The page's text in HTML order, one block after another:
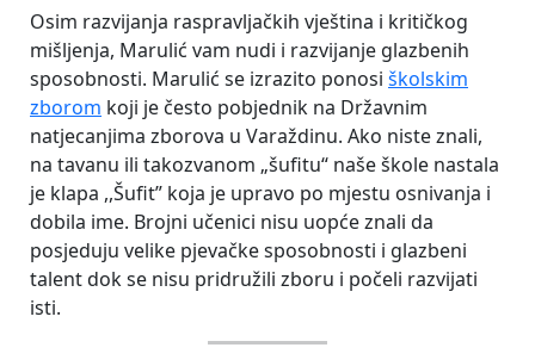
Osim razvijanja raspravljačkih vještina i kritičkog
mišljenja, Marulić vam nudi i razvijanje glazbenih
sposobnosti. Marulić se izrazito ponosi školskim
zborom koji je često pobjednik na Državnim
natjecanjima zborova u Varaždinu. Ako niste znali,
na tavanu ili takozvanom „šufitu“ naše škole nastala
je klapa ,,Šufit” koja je upravo po mjestu osnivanja i
dobila ime. Brojni učenici nisu uopće znali da
posjeduju velike pjevačke sposobnosti i glazbeni
talent dok se nisu pridružili zboru i počeli razvijati
isti.